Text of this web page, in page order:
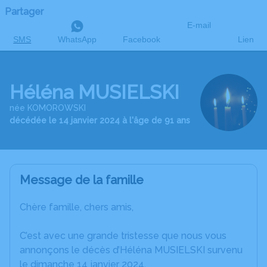
Partager
SMS WhatsApp Facebook
E-mail
Lien
Héléna MUSIELSKI
née KOMOROWSKI
décédée le 14 janvier 2024 à l'âge de 91 ans
Message de la famille
Chère famille, chers amis,
C’est avec une grande tristesse que nous vous
annonçons le décès d’Héléna MUSIELSKI survenu
le dimanche 14 janvier 2024.